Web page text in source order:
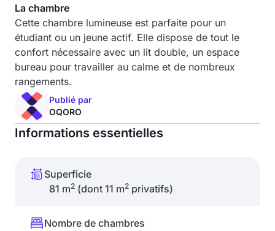
La chambre
Cette chambre lumineuse est parfaite pour un
étudiant ou un jeune actif. Elle dispose de tout le
confort nécessaire avec un lit double, un espace
bureau pour travailler au calme et de nombreux
rangements.
Publié par
OQORO
Informations essentielles
Superficie
81 m2 (dont 11 m2 privatifs)
Nombre de chambres